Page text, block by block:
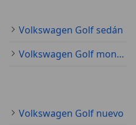
Volkswagen Golf sedán
Volkswagen Golf monovolumen
Volkswagen Golf nuevo